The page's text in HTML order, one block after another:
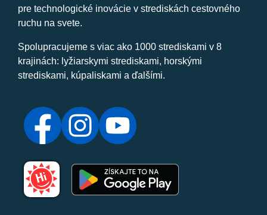
pre technologické inovácie v strediskách cestovného
ruchu na svete.
Spolupracujeme s viac ako 1000 strediskami v 8
krajinách: lyžiarskymi strediskami, horskými
strediskami, kúpaliskami a ďalšími.